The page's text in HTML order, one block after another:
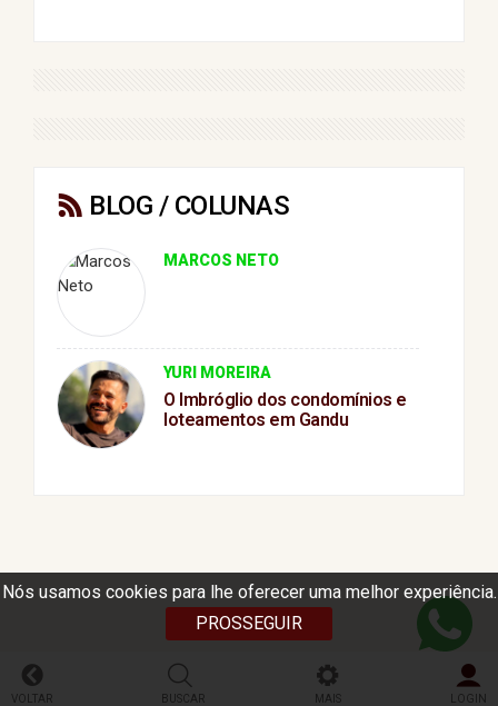
Nós usamos cookies para lhe oferecer uma melhor experiência.
PROSSEGUIR
BLOG / COLUNAS
MARCOS NETO
YURI MOREIRA
O Imbróglio dos condomínios e
loteamentos em Gandu
VOLTAR BUSCAR MAIS LOGIN